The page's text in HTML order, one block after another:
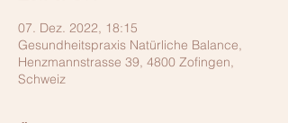
07. Dez. 2022, 18:15
Gesundheitspraxis Natürliche Balance,
Henzmannstrasse 39, 4800 Zofingen,
Schweiz